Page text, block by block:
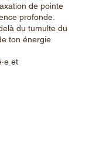
de pointe
profonde.
du tumulte du
ton énergie
et